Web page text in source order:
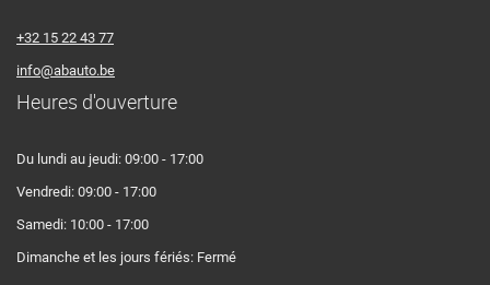
+32 15 22 43 77
info@abauto.be
Heures d'ouverture
Du lundi au jeudi: 09:00 - 17:00
Vendredi: 09:00 - 17:00
Samedi: 10:00 - 17:00
Dimanche et les jours fériés: Fermé